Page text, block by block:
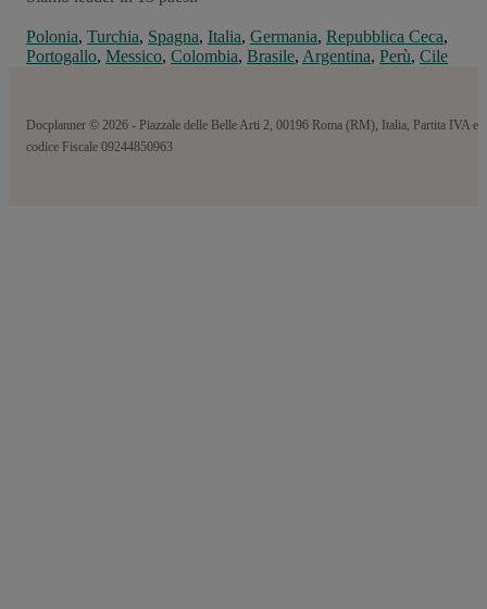
Polonia, Turchia, Spagna, Italia, Germania, Repubblica Ceca,
Portogallo, Messico, Colombia, Brasile, Argentina, Perù, Cile
Docplanner © 2026 - Piazzale delle Belle Arti 2, 00196 Roma (RM), Italia, Partita IVA e
codice Fiscale 09244850963